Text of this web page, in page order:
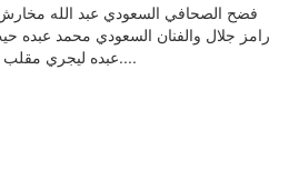
فضح الصحافي السعودي عبد الله
رامز جلال​ والفنان السعودي ​محمد عبده​
عبده ليجري مقلب به من أجل برنامجه الرمضاني....